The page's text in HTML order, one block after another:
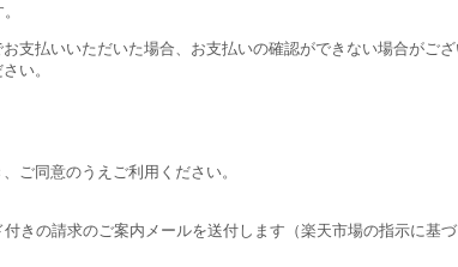
払いいただいた場合、お支払いの確認ができない場合がござ
い。
ご同意のうえご利用ください。
きの請求のご案内メールを送付します（楽天市場の指示に基